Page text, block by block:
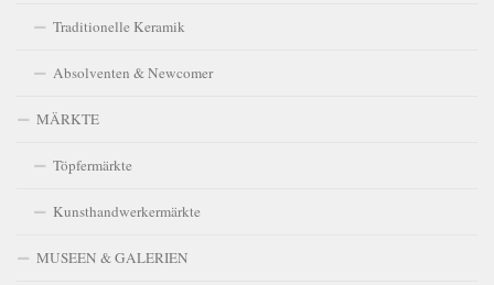
Traditionelle Keramik
Absolventen & Newcomer
MÄRKTE
Töpfermärkte
Kunsthandwerkermärkte
MUSEEN & GALERIEN